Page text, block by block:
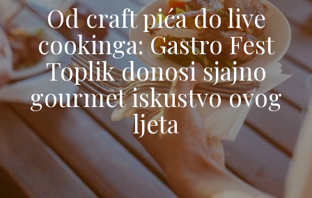
Od craft pića do live
cookinga: Gastro Fest
Toplik donosi sjajno
gourmet iskustvo ovog
ljeta